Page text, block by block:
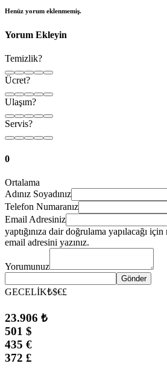
Henüz yorum eklenmemiş.
Yorum Ekleyin
Temizlik?
Ücret?
Ulaşım?
Servis?
0
Ortalama
Adınız Soyadınız
Telefon Numaranız
Email Adresiniz
yaptığınıza dair doğrulama yapılacağı için
email adresini yazınız.
Yorumunuz
Gönder
GECELİK₺$€£
23.906 ₺
501 $
435 €
372 £